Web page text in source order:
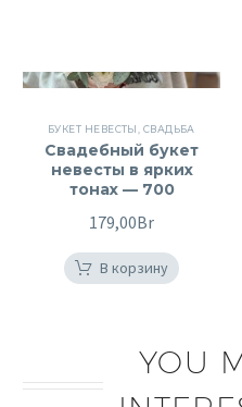
БУКЕТ НЕВЕСТЫ СВАДЬБА
Свадебный букет
невесты в ярких
тонах — 700
179,00Br
В корзину
YOU